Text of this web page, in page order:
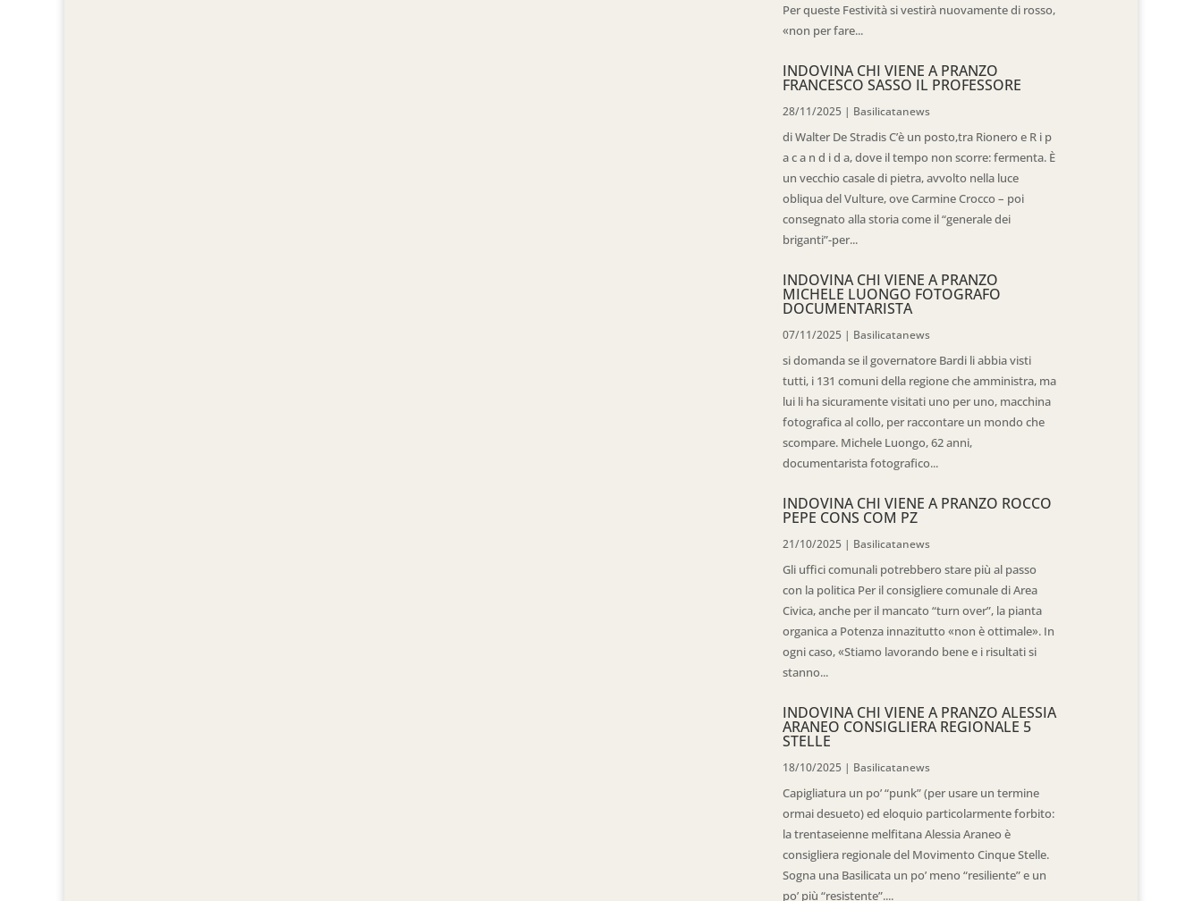
Per queste Festività si vestirà nuovamente di rosso,
«non per fare...
INDOVINA CHI VIENE A PRANZO
FRANCESCO SASSO IL PROFESSORE
28/11/2025 | Basilicatanews
di Walter De Stradis C’è un posto,tra Rionero e R i p
a c a n d i d a, dove il tempo non scorre: fermenta. È
un vecchio casale di pietra, avvolto nella luce
obliqua del Vulture, ove Carmine Crocco – poi
consegnato alla storia come il “generale dei
briganti”-per...
INDOVINA CHI VIENE A PRANZO
MICHELE LUONGO FOTOGRAFO
DOCUMENTARISTA
07/11/2025 | Basilicatanews
si domanda se il governatore Bardi li abbia visti
tutti, i 131 comuni della regione che amministra, ma
lui li ha sicuramente visitati uno per uno, macchina
fotografica al collo, per raccontare un mondo che
scompare. Michele Luongo, 62 anni,
documentarista fotografico...
INDOVINA CHI VIENE A PRANZO ROCCO
PEPE CONS COM PZ
21/10/2025 | Basilicatanews
Gli uffici comunali potrebbero stare più al passo
con la politica Per il consigliere comunale di Area
Civica, anche per il mancato “turn over”, la pianta
organica a Potenza innazitutto «non è ottimale». In
ogni caso, «Stiamo lavorando bene e i risultati si
stanno...
INDOVINA CHI VIENE A PRANZO ALESSIA
ARANEO CONSIGLIERA REGIONALE 5
STELLE
18/10/2025 | Basilicatanews
Capigliatura un po’ “punk” (per usare un termine
ormai desueto) ed eloquio particolarmente forbito:
la trentaseienne melfitana Alessia Araneo è
consigliera regionale del Movimento Cinque Stelle.
Sogna una Basilicata un po’ meno “resiliente” e un
po’ più “resistente”....